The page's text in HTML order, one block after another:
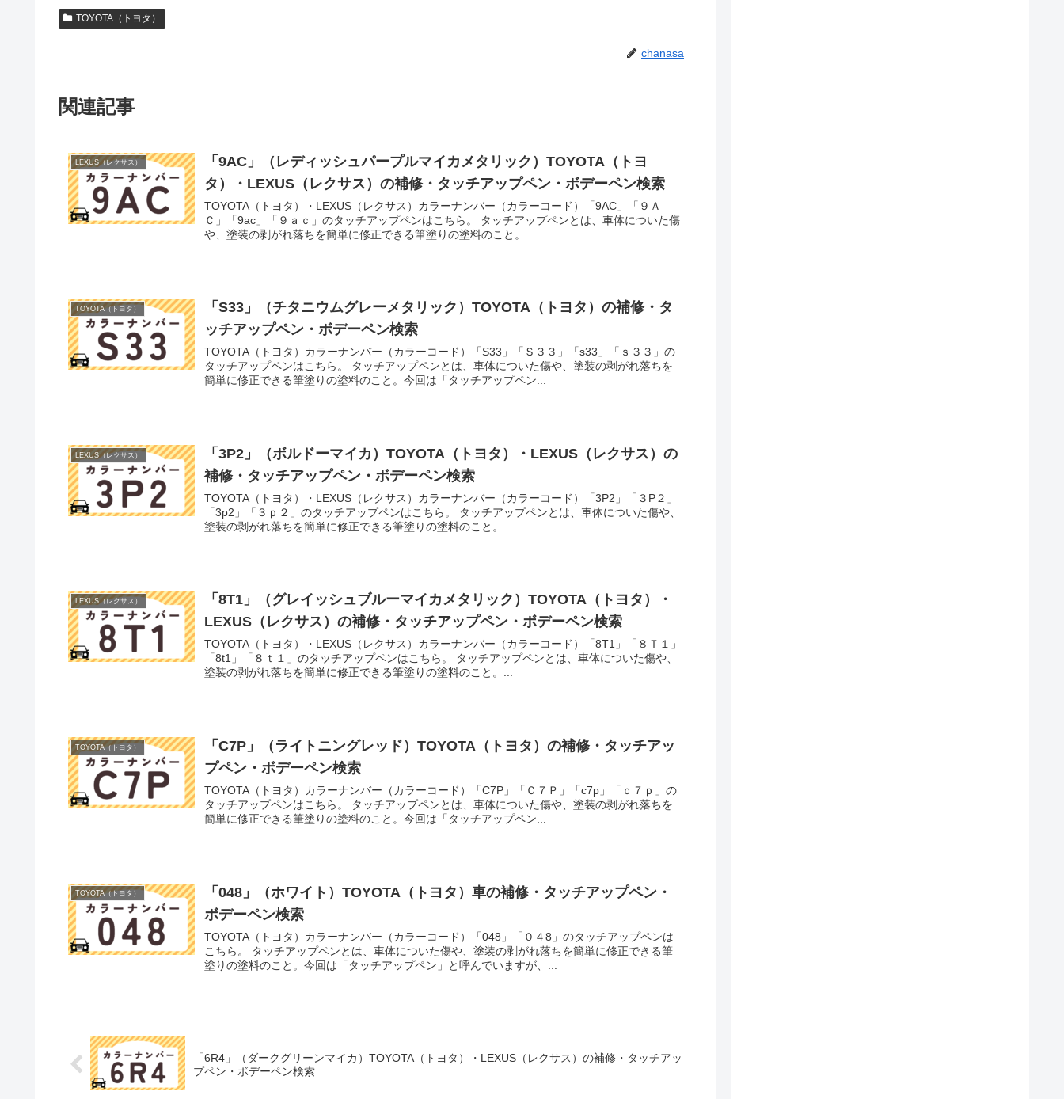
TOYOTA（トヨタ）
chanasa
関連記事
LEXUS（レクサス）
「9AC」（レディッシュパープルマイカメタリック）TOYOTA（トヨ
タ）・LEXUS（レクサス）の補修・タッチアップペン・ボデーペン検索
TOYOTA（トヨタ）・LEXUS（レクサス）カラーナンバー（カラーコード）「9AC」「９Ａ
Ｃ」「9ac」「９ａｃ」のタッチアップペンはこちら。 タッチアップペンとは、車体についた傷
や、塗装の剥がれ落ちを簡単に修正できる筆塗りの塗料のこと。...
TOYOTA（トヨタ）
「S33」（チタニウムグレーメタリック）TOYOTA（トヨタ）の補修・タ
ッチアップペン・ボデーペン検索
TOYOTA（トヨタ）カラーナンバー（カラーコード）「S33」「Ｓ３３」「s33」「ｓ３３」の
タッチアップペンはこちら。 タッチアップペンとは、車体についた傷や、塗装の剥がれ落ちを
簡単に修正できる筆塗りの塗料のこと。今回は「タッチアップペン...
LEXUS（レクサス）
「3P2」（ボルドーマイカ）TOYOTA（トヨタ）・LEXUS（レクサス）の
補修・タッチアップペン・ボデーペン検索
TOYOTA（トヨタ）・LEXUS（レクサス）カラーナンバー（カラーコード）「3P2」「３P２」
「3p2」「３ｐ２」のタッチアップペンはこちら。 タッチアップペンとは、車体についた傷や、
塗装の剥がれ落ちを簡単に修正できる筆塗りの塗料のこと。...
LEXUS（レクサス）
「8T1」（グレイッシュブルーマイカメタリック）TOYOTA（トヨタ）・
LEXUS（レクサス）の補修・タッチアップペン・ボデーペン検索
TOYOTA（トヨタ）・LEXUS（レクサス）カラーナンバー（カラーコード）「8T1」「８Ｔ１」
「8t1」「８ｔ１」のタッチアップペンはこちら。 タッチアップペンとは、車体についた傷や、
塗装の剥がれ落ちを簡単に修正できる筆塗りの塗料のこと。...
TOYOTA（トヨタ）
「C7P」（ライトニングレッド）TOYOTA（トヨタ）の補修・タッチアッ
プペン・ボデーペン検索
TOYOTA（トヨタ）カラーナンバー（カラーコード）「C7P」「Ｃ７Ｐ」「c7p」「ｃ７ｐ」の
タッチアップペンはこちら。 タッチアップペンとは、車体についた傷や、塗装の剥がれ落ちを
簡単に修正できる筆塗りの塗料のこと。今回は「タッチアップペン...
TOYOTA（トヨタ）
「048」（ホワイト）TOYOTA（トヨタ）車の補修・タッチアップペン・
ボデーペン検索
TOYOTA（トヨタ）カラーナンバー（カラーコード）「048」「０４8」のタッチアップペンは
こちら。 タッチアップペンとは、車体についた傷や、塗装の剥がれ落ちを簡単に修正できる筆
塗りの塗料のこと。今回は「タッチアップペン」と呼んでいますが、...
「6R4」（ダークグリーンマイカ）TOYOTA（トヨタ）・LEXUS（レクサス）の補修・タッチアッ
プペン・ボデーペン検索